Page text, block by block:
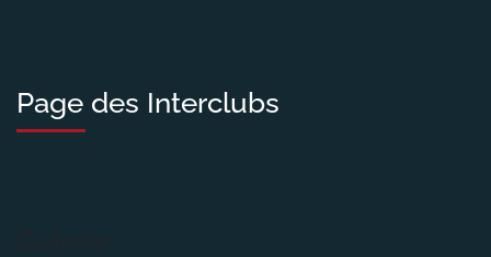
Page des Interclubs